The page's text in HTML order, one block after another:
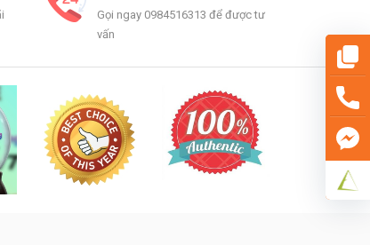
Gọi ngay 0984516313 để được tư
vấn